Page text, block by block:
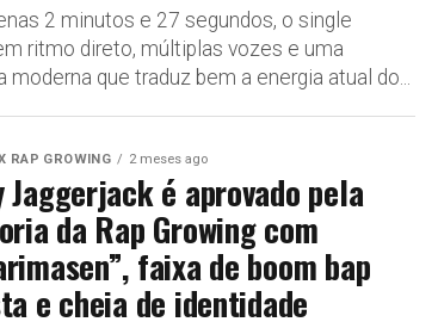
2 minutos e 27 segundos, o single
ritmo direto, múltiplas vozes e uma
moderna que traduz bem a energia atual do...
RAP GROWING 2 meses ago
Jaggerjack é aprovado pela
da Rap Growing com
faixa de boom bap
e cheia de identidade